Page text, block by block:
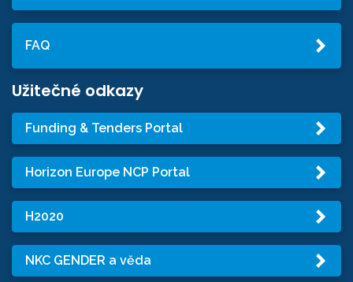
FAQ
Užitečné odkazy
Funding & Tenders Portal
Horizon Europe NCP Portal
H2020
NKC GENDER a věda